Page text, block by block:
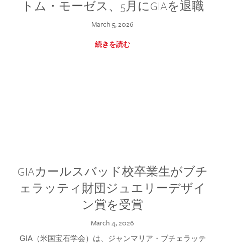
トム・モーゼス、5月にGIAを退職
March 5, 2026
続きを読む
GIAカールスバッド校卒業生がブチ
ェラッティ財団ジュエリーデザイ
ン賞を受賞
March 4, 2026
GIA（米国宝石学会）は、ジャンマリア・ブチェラッテ